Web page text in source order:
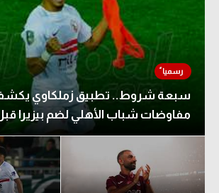
سبعة شروط.. تطبيق زملكاوي
مفاوضات شباب الأهلي لضم بيزيرا